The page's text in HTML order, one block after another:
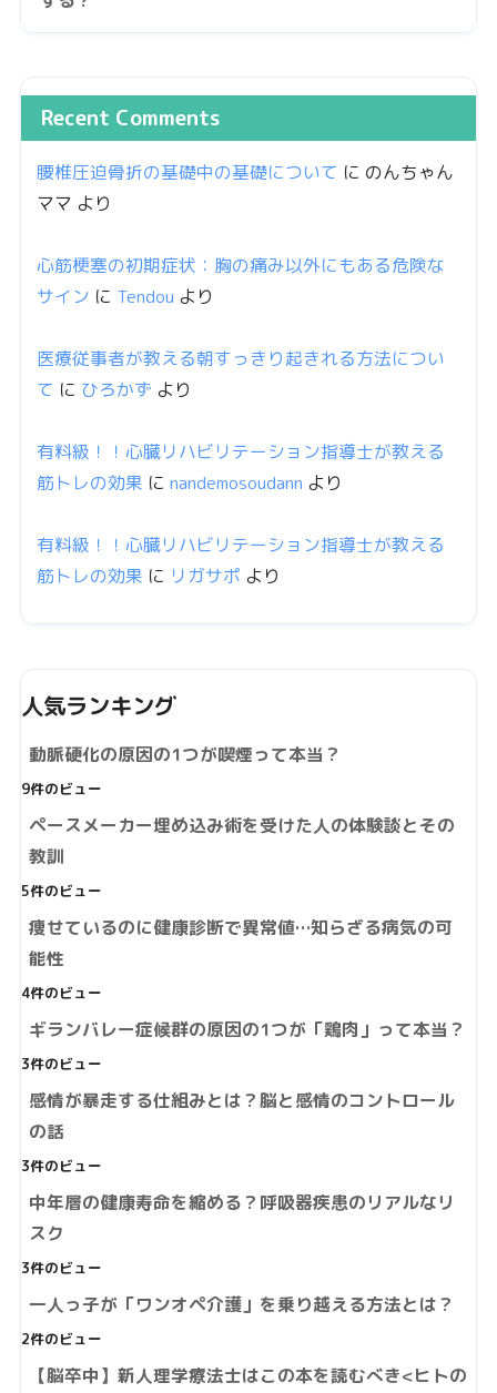
Recent Comments
腰椎圧迫骨折の基礎中の基礎について に のんちゃん
ママ より
心筋梗塞の初期症状：胸の痛み以外にもある危険な
サイン に Tendou より
医療従事者が教える朝すっきり起きれる方法につい
て に ひろかず より
有料級！！心臓リハビリテーション指導士が教える
筋トレの効果 に nandemosoudann より
有料級！！心臓リハビリテーション指導士が教える
筋トレの効果 に リガサポ より
人気ランキング
動脈硬化の原因の1つが喫煙って本当？
9件のビュー
ペースメーカー埋め込み術を受けた人の体験談とその
教訓
5件のビュー
痩せているのに健康診断で異常値…知らざる病気の可
能性
4件のビュー
ギランバレー症候群の原因の1つが「鶏肉」って本当？
3件のビュー
感情が暴走する仕組みとは？脳と感情のコントロール
の話
3件のビュー
中年層の健康寿命を縮める？呼吸器疾患のリアルなリ
スク
3件のビュー
一人っ子が「ワンオペ介護」を乗り越える方法とは？
2件のビュー
【脳卒中】新人理学療法士はこの本を読むべき<ヒトの